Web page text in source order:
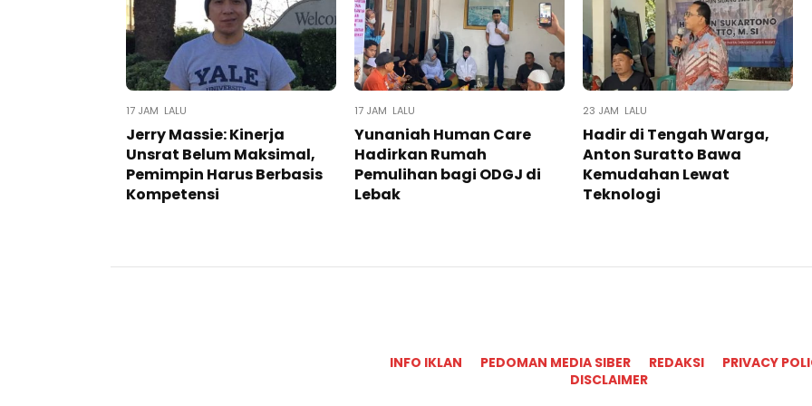
17 JAM LALU
Jerry Massie: Kinerja
Unsrat Belum Maksimal,
Pemimpin Harus Berbasis
Kompetensi
17 JAM LALU
Yunaniah Human Care
Hadirkan Rumah
Pemulihan bagi ODGJ di
Lebak
23 JAM LALU
Hadir di Tengah Warga,
Anton Suratto Bawa
Kemudahan Lewat
Teknologi ​
INFO IKLAN PEDOMAN MEDIA SIBER REDAKSI
PRIVACY
DISCLAIMER